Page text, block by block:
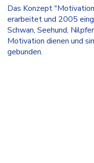
Das Konzept
erarbeitet und 2005
Schwan, Seehund,
Motivation dienen und
gebunden.